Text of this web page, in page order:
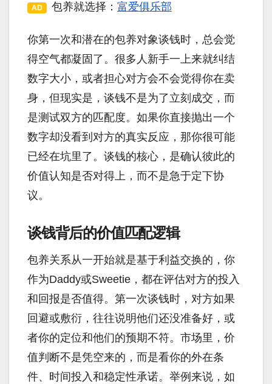
AD 包养就选择： 富爱俱乐部
你第一次和潜在的包养对象谈钱时，总会觉
得空气都凝固了。很多人新手一上来就纠结
数字大小，或者担心对方会不会觉得你在卖
身，但现实是，谈钱不是为了立刻成交，而
是测试双方的匹配度。如果你直接抛出一个
数字却没看到对方的真实反应，那你很可能
已经在坑里了。谈钱的核心，是确认彼此的
价值认知是否对得上，而不是急于定下协
议。
谈钱背后的价值匹配逻辑
包养关系从一开始就是基于利益交换的，你
作为Daddy或Sweetie，都在评估对方的投入
和回报是否值得。第一次谈钱时，对方如果
回避或敷衍，往往说明他们还没准备好，或
者你的定位和他们的预期不符。市场里，价
值判断不是凭空来的，而是看你的外在条
件、时间投入和稳定性承诺。举例来说，如